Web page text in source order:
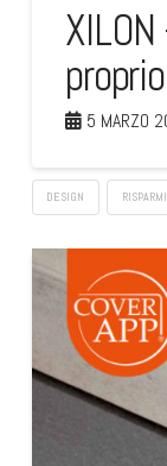
proprio
5 MARZO
DESIGN